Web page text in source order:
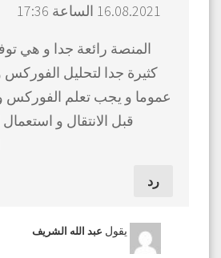
16.08.2021 الساعة 17:36
المنصة رائعة جدا و هي
كثيرة جدا لتحليل
عموما و يجب تعلم الفوركس و
قبل الانتقال و
رد
يقول عبد الله الشريف